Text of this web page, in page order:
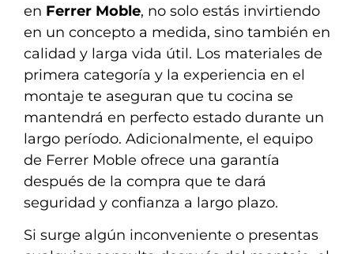
en Ferrer Moble, no solo estás invirtiendo
en un concepto a medida, sino también en
calidad y larga vida útil. Los materiales de
primera categoría y la experiencia en el
montaje te aseguran que tu cocina se
mantendrá en perfecto estado durante un
largo período. Adicionalmente, el equipo
de Ferrer Moble ofrece una garantía
después de la compra que te dará
seguridad y confianza a largo plazo.
Si surge algún inconveniente o presentas